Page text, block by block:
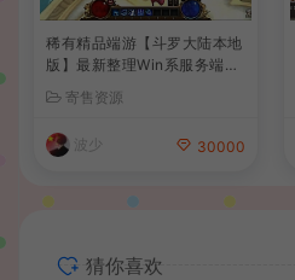
稀有精品端游【斗罗大陆本地
版】最新整理Win系服务端+P
C客户端+网页注册+CDK授
权后台+管理后台+详细搭建
教程
寄售资源
波少 30000
猜你喜欢